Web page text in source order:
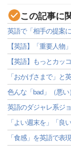
この記事に
英語で「相手の提案
【英語】「重要人物
【英語】もっとカッ
「おかげさまで」と
色んな「bad」（悪
英語のダジャレ系ジ
「よい週末を」「良
「食感」を英語で表